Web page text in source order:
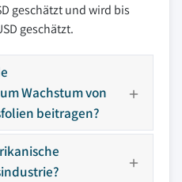
geschätzt und wird bis
geschätzt.
Wachstum von
beitragen?